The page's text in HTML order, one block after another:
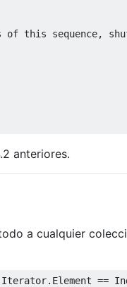
anteriores.
a cualquier
Iterator. Element ==